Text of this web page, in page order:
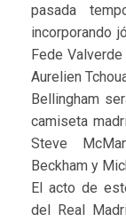
pasada
incorporando
Fede
Aurelien
Bellingham
camiseta
Steve
Beckham y
El acto de
del Real